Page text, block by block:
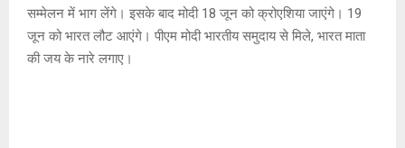
सम्मेलन में भाग लेंगे। इसके बाद मोदी 18 जून को क्रोएशिया जाएंगे। 19
जून को भारत लौट आएंगे। पीएम मोदी भारतीय समुदाय से मिले, भारत माता
की जय के नारे लगाए।